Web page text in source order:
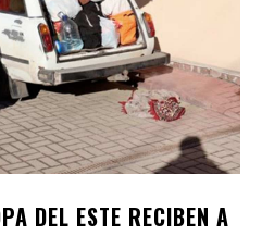
DEL ESTE RECIBEN A